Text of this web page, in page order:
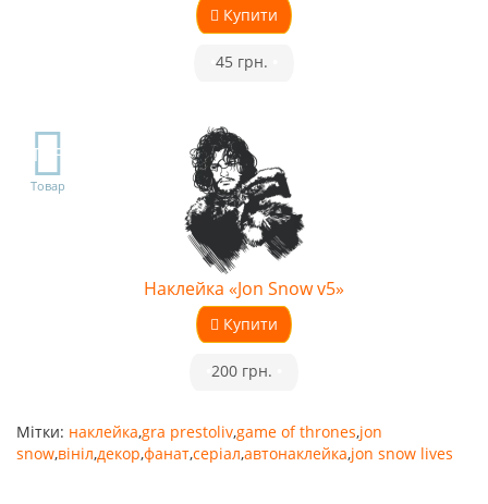
Купити
45 грн.
TOP
Товар
Наклейка «Jon Snow v5»
Купити
200 грн.
Мітки: наклейка,gra prestoliv,game of thrones,jon
snow,вініл,декор,фанат,серіал,автонаклейка,jon snow lives